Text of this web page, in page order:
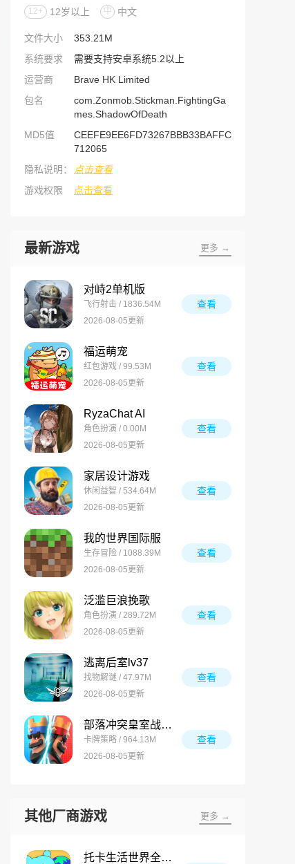
12+ 12岁以上 中 中文
文件大小
353.21M
系统要求
需要支持安卓系统5.2以上
运营商
Brave HK Limited
包名
com.Zonmob.Stickman.FightingGa
mes.ShadowOfDeath
MD5值
CEEFE9EE6FD73267BBB33BAFFC
712065
隐私说明：
点击查看
游戏权限
点击查看
最新游戏 更多 →
对峙2单机版
飞行射击 / 1836.54M
2026-08-05更新
查看
福运萌宠
红包游戏 / 99.53M
2026-08-05更新
查看
RyzaChat AI
角色扮演 / 0.00M
2026-08-05更新
查看
家居设计游戏
休闲益智 / 534.64M
2026-08-05更新
查看
我的世界国际服
生存冒险 / 1088.39M
2026-08-05更新
查看
泛滥巨浪挽歌
角色扮演 / 289.72M
2026-08-05更新
查看
逃离后室lv37
找物解谜 / 47.97M
2026-08-05更新
查看
部落冲突皇室战争国际服
卡牌策略 / 964.13M
2026-08-05更新
查看
其他厂商游戏 更多 →
托卡生活世界全解锁版